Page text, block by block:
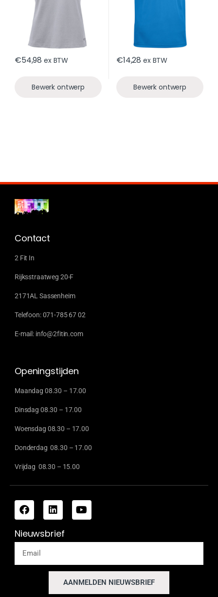
€54,98 ex BTW
Bewerk ontwerp
€14,28 ex BTW
Bewerk ontwerp
Contact
2 Fit In
Rijksstraatweg 20-F
2171AL Sassenheim
Telefoon: 071-785 67 02
E-mail: info@2fitin.com
Openingstijden
Maandag 08.30 – 17.00
Dinsdag 08.30 – 17.00
Woensdag 08.30 – 17.00
Donderdag 08.30 – 17.00
Vrijdag 08.30 – 15.00
Nieuwsbrief
AANMELDEN NIEUWSBRIEF